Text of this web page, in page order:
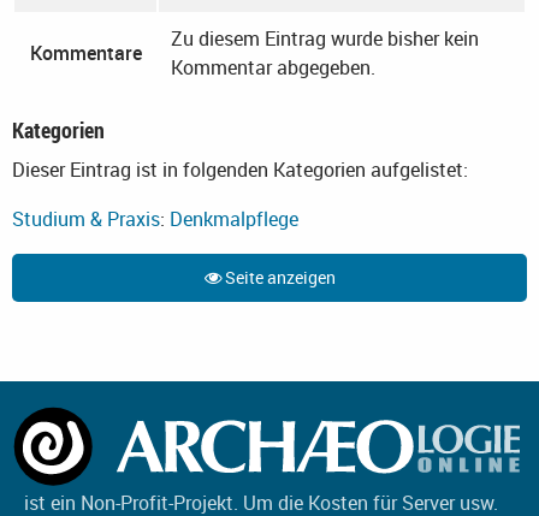
Kommentare
Zu diesem Eintrag wurde bisher kein
Kommentar abgegeben.
Kategorien
Dieser Eintrag ist in folgenden Kategorien aufgelistet:
Studium & Praxis: Denkmalpflege
Seite anzeigen
ist ein Non-Profit-Projekt. Um die Kosten für Server usw.